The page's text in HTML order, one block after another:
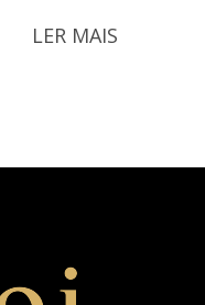
LER MAIS